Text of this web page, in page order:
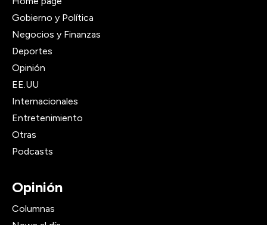
Gobierno y Política
Negocios y Finanzas
Deportes
Opinión
EE.UU
Internacionales
Entretenimiento
Otras
Podcasts
Opinión
Columnas